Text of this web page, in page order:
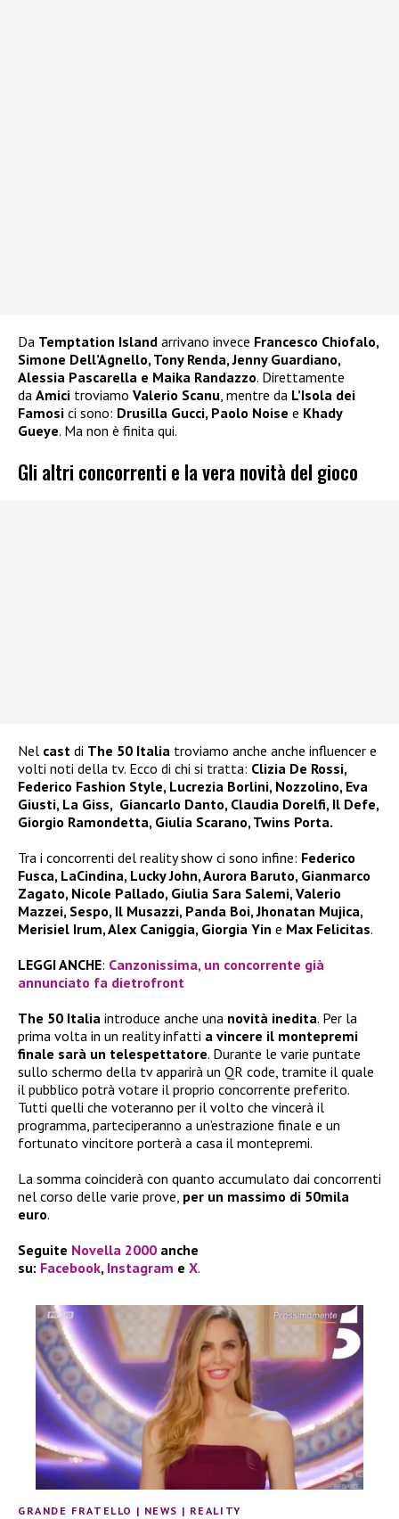
Da Temptation Island arrivano invece Francesco Chiofalo,
Simone Dell’Agnello, Tony Renda, Jenny Guardiano,
Alessia Pascarella e Maika Randazzo. Direttamente
da Amici troviamo Valerio Scanu, mentre da L’Isola dei
Famosi ci sono: Drusilla Gucci, Paolo Noise e Khady
Gueye. Ma non è finita qui.
Gli altri concorrenti e la vera novità del gioco
Nel cast di The 50 Italia troviamo anche anche influencer e
volti noti della tv. Ecco di chi si tratta: Clizia De Rossi,
Federico Fashion Style, Lucrezia Borlini, Nozzolino, Eva
Giusti, La Giss, Giancarlo Danto, Claudia Dorelfi, Il Defe,
Giorgio Ramondetta, Giulia Scarano, Twins Porta.
Tra i concorrenti del reality show ci sono infine: Federico
Fusca, LaCindina, Lucky John, Aurora Baruto, Gianmarco
Zagato, Nicole Pallado, Giulia Sara Salemi, Valerio
Mazzei, Sespo, Il Musazzi, Panda Boi, Jhonatan Mujica,
Merisiel Irum, Alex Caniggia, Giorgia Yin e Max Felicitas.
LEGGI ANCHE: Canzonissima, un concorrente già
annunciato fa dietrofront
The 50 Italia introduce anche una novità inedita. Per la
prima volta in un reality infatti a vincere il montepremi
finale sarà un telespettatore. Durante le varie puntate
sullo schermo della tv apparirà un QR code, tramite il quale
il pubblico potrà votare il proprio concorrente preferito.
Tutti quelli che voteranno per il volto che vincerà il
programma, parteciperanno a un’estrazione finale e un
fortunato vincitore porterà a casa il montepremi.
La somma coinciderà con quanto accumulato dai concorrenti
nel corso delle varie prove, per un massimo di 50mila
euro.
Seguite Novella 2000 anche
su: Facebook, Instagram e X.
GRANDE FRATELLO | NEWS | REALITY